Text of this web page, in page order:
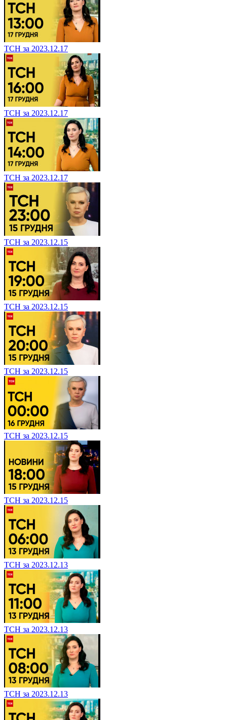
ТСН за 2023.12.17
ТСН за 2023.12.17
ТСН за 2023.12.17
ТСН за 2023.12.15
ТСН за 2023.12.15
ТСН за 2023.12.15
ТСН за 2023.12.15
ТСН за 2023.12.15
ТСН за 2023.12.13
ТСН за 2023.12.13
ТСН за 2023.12.13